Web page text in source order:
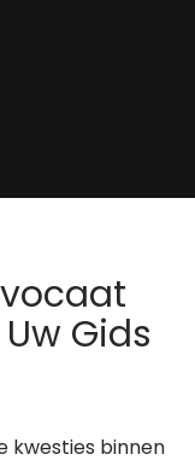
Gids
kwesties binnen